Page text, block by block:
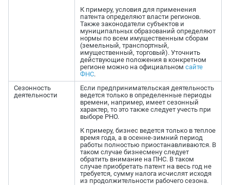
К примеру, условия для применения
патента определяют власти регионов.
Также законодатели субъектов и
муниципальных образований определяют
нормы по всем имущественным сборам
(земельный, транспортный,
имущественный, торговый). Уточнить
действующие положения в конкретном
регионе можно на официальном сайте
ФНС.
Сезонность
деятельности
Если предпринимательская деятельность
ведется только в определенные периоды
времени, например, имеет сезонный
характер, то это также следует учесть при
выборе РНО.
К примеру, бизнес ведется только в теплое
время года, а в осенне-зимний период
работы полностью приостанавливаются. В
таком случае бизнесмену следует
обратить внимание на ПНС. В таком
случае приобретать патент на весь год не
требуется, сумму налога исчислят исходя
из продолжительности рабочего сезона.